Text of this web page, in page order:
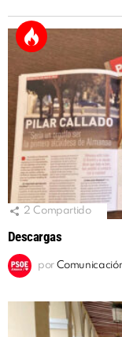
2 Compartido
Descargas
por